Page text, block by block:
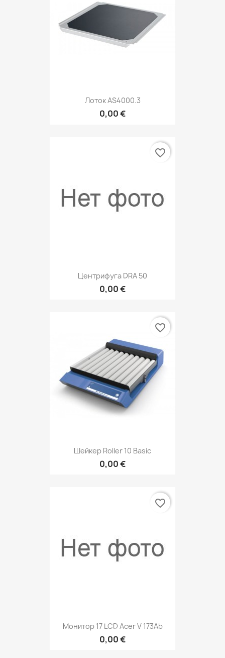
Лоток AS4000.3
0,00 €
Центрифуга DRA 50
0,00 €
favorite_border
Шейкер Roller 10 Basic
0,00 €
favorite_border
Монитор 17 LCD Acer V 173Ab
0,00 €
favorite_border